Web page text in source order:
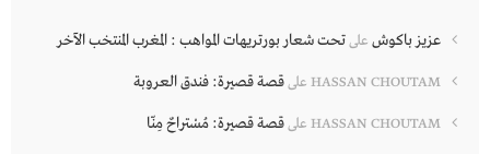
عزيز باكوش علىتحت شعار بورتريهات المواهب : المغرب المنتخب الآخر
HASSAN CHOUTAM علىقصة قصيرة: فندق العروبة
HASSAN CHOUTAM علىقصة قصيرة: مُسْتراحٌ مِنّا